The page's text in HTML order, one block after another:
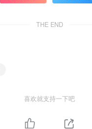
THE END
喜欢就支持一下吧